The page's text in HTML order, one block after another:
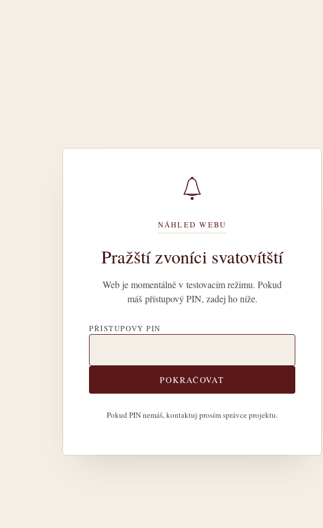
NÁHLED WEBU
Pražští zvoníci svatovítští
Web je momentálně v testovacím režimu. Pokud
máš přístupový PIN, zadej ho níže.
PŘÍSTUPOVÝ PIN
POKRAČOVAT
Pokud PIN nemáš, kontaktuj prosím správce projektu.